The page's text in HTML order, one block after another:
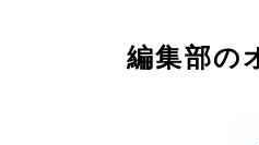
編集部の